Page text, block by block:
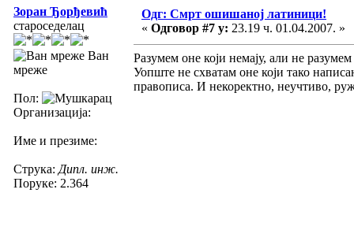
Зоран Ђорђевић
староседелац
Ван
мреже
Пол:
Организација:
Име и презиме:
Струка: Дипл. инж.
Поруке: 2.364
Одг: Смрт ошишаној латиници!
« Одговор #7 у: 23.19 ч. 01.04.2007. »
Разумем оне који немају, али не
Уопште не схватам оне који тако
правописа. И некоректно, неучтиво,